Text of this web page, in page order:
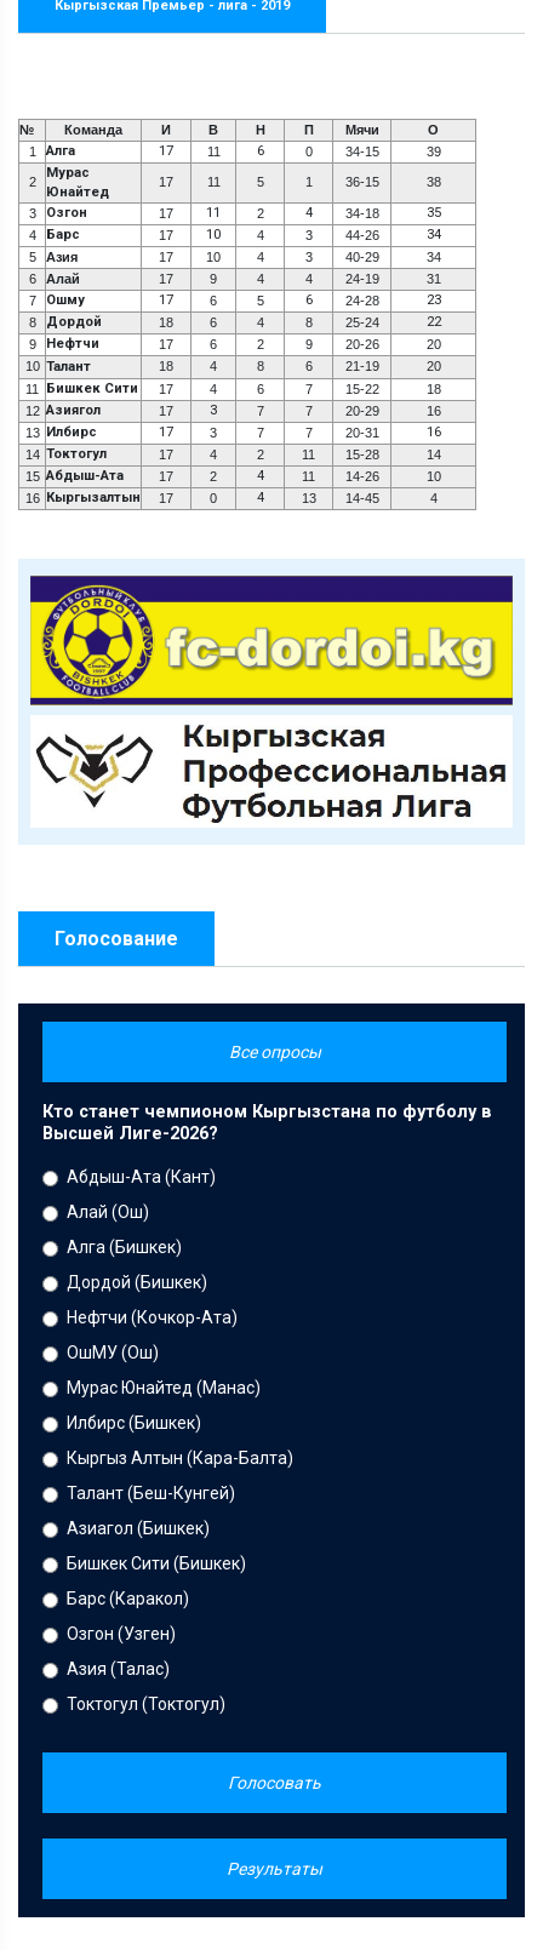
Кыргызская Премьер - лига - 2019
№ Команда И В Н П Мячи
О
1
Алга 17 11 6 0 34-15 39
2
Мурас
Юнайтед
17 11 5 1 36-15 38
3 Озгон 17 11 2 4 34-18 35
4 Барс 17 10 4 3 44-26 34
5 Азия 17 10 4 3 40-29
34
6
Алай 17 9 4 4 24-19
31
7
Ошму 17 6 5 6 24-28 23
8 Дордой 18 6 4 8 25-24 22
9 Нефтчи 17 6 2 9 20-26
20
10 Талант 18 4 8 6 21-19
20
11
Бишкек Сити 17 4 6 7 15-22
18
12 Азиягол 17 3 7 7 20-29
16
13 Илбирс 17 3 7 7 20-31 16
14 Токтогул 17 4 2 11 15-28
14
15 Абдыш-Ата 17 2 4 11 14-26
10
16 Кыргызалтын 17 0 4 13 14-45 4
Голосование
Все опросы
Кто станет чемпионом Кыргызстана по футболу в
Высшей Лиге-2026?
Абдыш-Ата (Кант)
Алай (Ош)
Алга (Бишкек)
Дордой (Бишкек)
Нефтчи (Кочкор-Ата)
ОшМУ (Ош)
Мурас Юнайтед (Манас)
Илбирс (Бишкек)
Кыргыз Алтын (Кара-Балта)
Талант (Беш-Кунгей)
Азиагол (Бишкек)
Бишкек Сити (Бишкек)
Барс (Каракол)
Озгон (Узген)
Азия (Талас)
Токтогул (Токтогул)
Голосовать
Результаты